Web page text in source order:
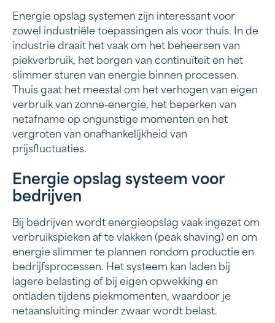
Energie opslag systemen zijn interessant voor
zowel industriële toepassingen als voor thuis. In de
industrie draait het vaak om het beheersen van
piekverbruik, het borgen van continuïteit en het
slimmer sturen van energie binnen processen.
Thuis gaat het meestal om het verhogen van eigen
verbruik van zonne-energie, het beperken van
netafname op ongunstige momenten en het
vergroten van onafhankelijkheid van
prijsfluctuaties.
Energie opslag systeem voor
bedrijven
Bij bedrijven wordt energieopslag vaak ingezet om
verbruikspieken af te vlakken (peak shaving) en om
energie slimmer te plannen rondom productie en
bedrijfsprocessen. Het systeem kan laden bij
lagere belasting of bij eigen opwekking en
ontladen tijdens piekmomenten, waardoor je
netaansluiting minder zwaar wordt belast.